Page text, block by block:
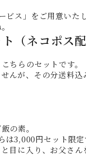
ス」をご用意いたし
（ネコポス配
ちらのセットです。
んが、その分送料
の素。
3,000円セット限定
目に入り、お父さん